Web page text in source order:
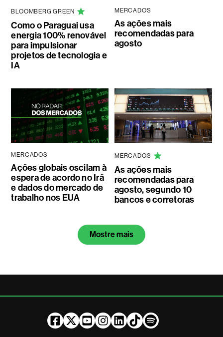
BLOOMBERG GREEN
Como o Paraguai usa
energia 100% renovável
para impulsionar
projetos de tecnologia e
IA
MERCADOS
As ações mais
recomendadas para
agosto
MERCADOS
Ações globais oscilam à
espera de acordo no Irã
e dados do mercado de
trabalho nos EUA
MERCADOS
As ações mais
recomendadas para
agosto, segundo 10
bancos e corretoras
Mostre mais